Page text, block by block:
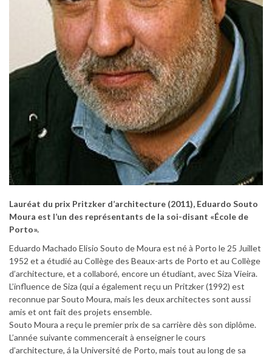
Lauréat du prix Pritzker d’architecture (2011), Eduardo Souto
Moura est l’un des représentants de la soi-disant «École de
Porto».
Eduardo Machado Elisio Souto de Moura est né à Porto le 25 Juillet
1952 et a étudié au Collège des Beaux-arts de Porto et au Collège
d’architecture, et a collaboré, encore un étudiant, avec Siza Vieira.
L’influence de Siza (qui a également reçu un Pritzker (1992) est
reconnue par Souto Moura, mais les deux architectes sont aussi
amis et ont fait des projets ensemble.
Souto Moura a reçu le premier prix de sa carrière dès son diplôme.
L’année suivante commencerait à enseigner le cours
d’architecture, á la Université de Porto, mais tout au long de sa